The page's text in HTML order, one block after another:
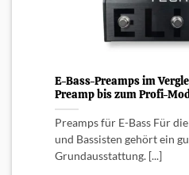
E-Bass-Preamps im
Preamp bis zum Profi-
Preamps für E-Bass Für
und Bassisten gehört ein
Grundausstattung. [...]